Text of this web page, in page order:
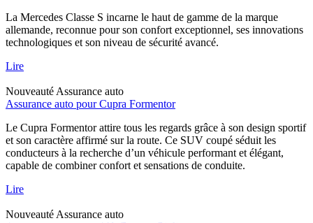
La Mercedes Classe S incarne le haut de gamme de la marque
allemande, reconnue pour son confort exceptionnel, ses innovations
technologiques et son niveau de sécurité avancé.
Lire
Nouveauté Assurance auto
Assurance auto pour Cupra Formentor
Le Cupra Formentor attire tous les regards grâce à son design sportif
et son caractère affirmé sur la route. Ce SUV coupé séduit les
conducteurs à la recherche d’un véhicule performant et élégant,
capable de combiner confort et sensations de conduite.
Lire
Nouveauté Assurance auto